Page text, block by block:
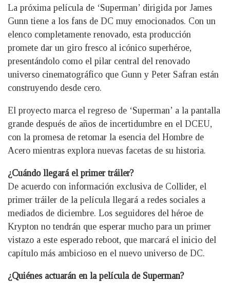
La próxima película de ‘Superman’ dirigida por James
Gunn tiene a los fans de DC muy emocionados. Con un
elenco completamente renovado, esta producción
promete dar un giro fresco al icónico superhéroe,
presentándolo como el pilar central del renovado
universo cinematográfico que Gunn y Peter Safran están
construyendo desde cero.
El proyecto marca el regreso de ‘Superman’ a la pantalla
grande después de años de incertidumbre en el DCEU,
con la promesa de retomar la esencia del Hombre de
Acero mientras explora nuevas facetas de su historia.
¿Cuándo llegará el primer tráiler?
De acuerdo con información exclusiva de Collider, el
primer tráiler de la película llegará a redes sociales a
mediados de diciembre. Los seguidores del héroe de
Krypton no tendrán que esperar mucho para un primer
vistazo a este esperado reboot, que marcará el inicio del
capítulo más ambicioso en el nuevo universo de DC.
¿Quiénes actuarán en la película de Superman?